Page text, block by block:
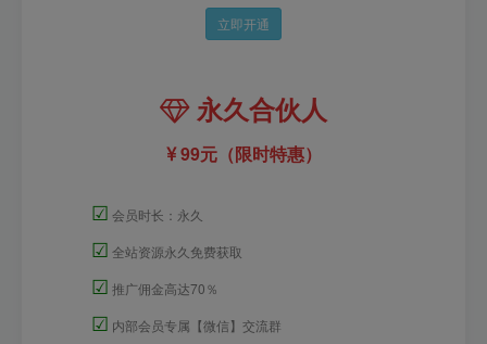
立即开通
永久合伙人
99元（限时特惠）
☑ 会员时长：永久
☑ 全站资源永久免费获取
☑ 推广佣金高达70％
☑ 内部会员专属【微信】交流群